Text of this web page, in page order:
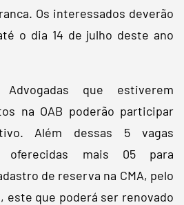
Os interessados deverão
o dia 14 de julho deste ano
que estiverem
na OAB poderão participar
Além dessas 5 vagas
oferecidas mais 05 para
de reserva na CMA, pelo
este que poderá ser renovado